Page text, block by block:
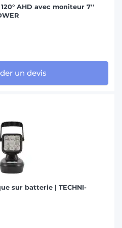
AHD avec moniteur 7''
un devis
sur batterie | TECHNI-